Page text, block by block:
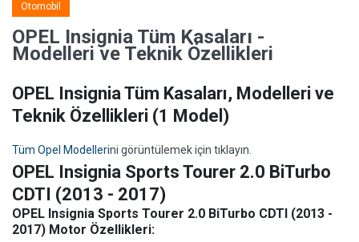
Otomobil
OPEL Insignia Tüm Kasaları -
Modelleri ve Teknik Özellikleri
OPEL Insignia Tüm Kasaları, Modelleri ve
Teknik Özellikleri (1 Model)
Tüm Opel Modellerini görüntülemek için tıklayın.
OPEL Insignia Sports Tourer 2.0 BiTurbo
CDTI (2013 - 2017)
OPEL Insignia Sports Tourer 2.0 BiTurbo CDTI (2013 -
2017) Motor Özellikleri: